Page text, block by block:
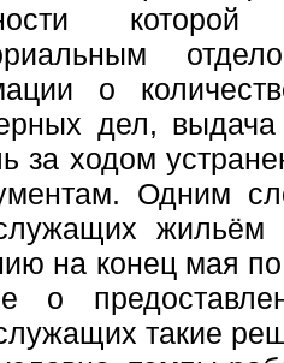
о
дел,
за ходом
Одним
на конец мая
о
такие